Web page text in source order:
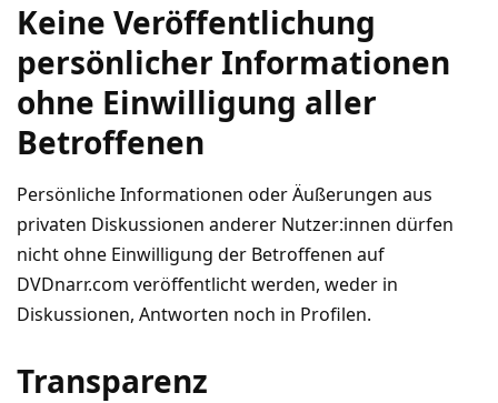
Keine Veröffentlichung
persönlicher Informationen
ohne Einwilligung aller
Betroffenen
Persönliche Informationen oder Äußerungen aus
privaten Diskussionen anderer Nutzer:innen dürfen
nicht ohne Einwilligung der Betroffenen auf
DVDnarr.com veröffentlicht werden, weder in
Diskussionen, Antworten noch in Profilen.
Transparenz